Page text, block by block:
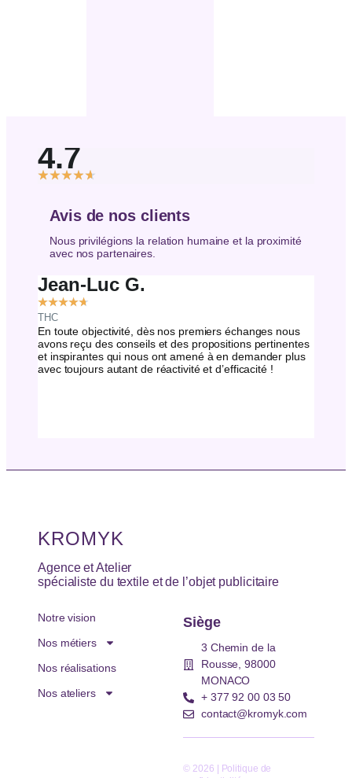
4.7
★★★★★
Avis de nos clients
Nous privilégions la relation humaine et la proximité
avec nos partenaires.
Jean-Luc G.
★★★★★
THC
En toute objectivité, dès nos premiers échanges nous
avons reçu des conseils et des propositions pertinentes
et inspirantes qui nous ont amené à en demander plus
avec toujours autant de réactivité et d’efficacité !
KROMYK
Agence et Atelier
spécialiste du textile et de l’objet publicitaire
Notre vision
Nos métiers
Nos réalisations
Nos ateliers
Siège
3 Chemin de la
Rousse, 98000
MONACO
+ 377 92 00 03 50
contact@kromyk.com
© 2026 | Politique de